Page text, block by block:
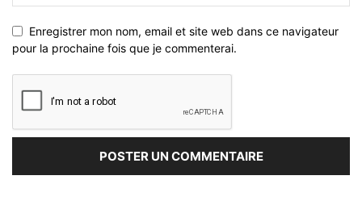
Enregistrer mon nom, email et site web dans ce navigateur
pour la prochaine fois que je commenterai.